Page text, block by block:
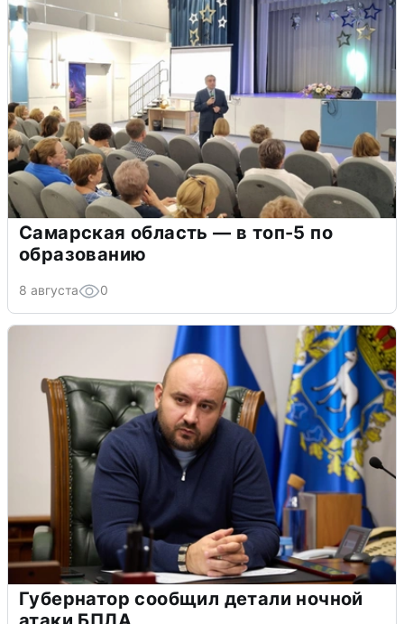
Самарская область — в топ-5 по
образованию
8 августа 0
Губернатор сообщил детали ночной